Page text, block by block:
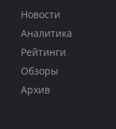
Новости
Аналитика
Рейтинги
Обзоры
Архив